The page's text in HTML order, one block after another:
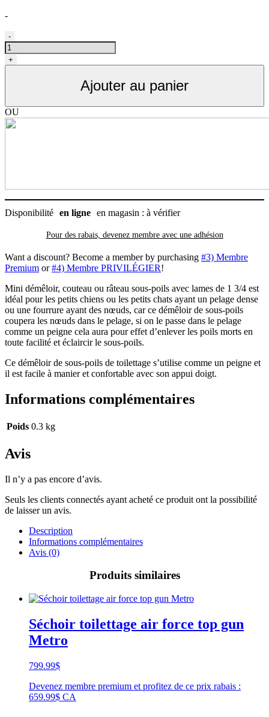
-
quantité
de
Peigne
démêloir
ou
chats
Pals
-
+
Ajouter au panier
OU
Disponibilité en ligne en magasin : à vérifier
Pour des rabais, devenez membre avec une adhésion
Want a discount? Become a member by purchasing #3) Membre
Premium or#4) Membre PRIVILÉGIER!
Mini démêloir, couteau ou râteau sous-poils avec lames de 1 3/4 est
idéal pour les petits chiens ou les petits chats ayant un pelage dense
ou une fourrure ayant des nœuds, car ce démêloir de sous-poils
coupera les nœuds dans le pelage, si on le passe dans le pelage
comme un peigne cela aura pour effet d’enlever les poils morts en
toute facilité et éclaircir le sous-poils.
Ce démêloir de sous-poils de toilettage s’utilise comme un peigne et
il est facile à manier et confortable avec son appui doigt.
Informations complémentaires
Poids 0.3 kg
Avis
Il n’y a pas encore d’avis.
Seuls les clients connectés ayant acheté ce produit ont la possibilité
de laisser un avis.
Description
Informations complémentaires
Avis (0)
Produits similaires
Séchoir toilettage air force top gun
Metro
799.99$
Devenez membre premium et profitez de ce prix rabais :
659.99$ CA